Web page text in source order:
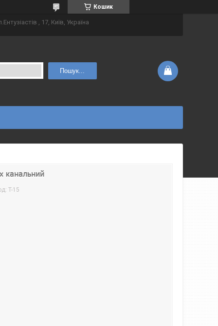
Кошик
, 17, Київ, Україна
Пошук...
канальний
T-15